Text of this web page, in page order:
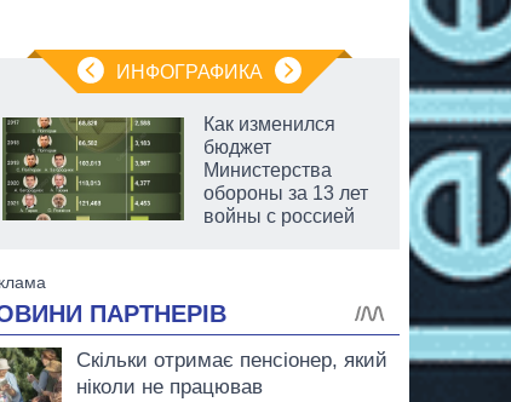
ИНФОГРАФИКА
Как изменился
бюджет
Министерства
обороны за 13 лет
войны с россией